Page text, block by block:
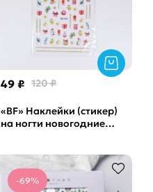
49 ₽ 120 ₽
«BF» Наклейки (стикер)
на ногти новогодние
-69%